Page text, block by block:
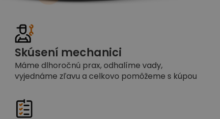
Skúsení mechanici
Máme dlhoročnú prax, odhalíme vady,
vyjednáme zľavu a celkovo pomôžeme s kúpou